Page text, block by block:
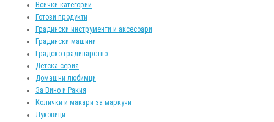
Всички категории
Готови продукти
Градински инструменти и аксесоари
Градински машини
Градско градинарство
Детска серия
Домашни любимци
За Вино и Ракия
Колички и макари за маркучи
Луковици